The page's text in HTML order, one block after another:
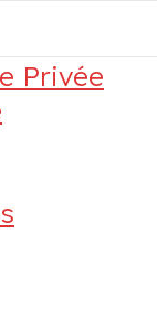
Privée